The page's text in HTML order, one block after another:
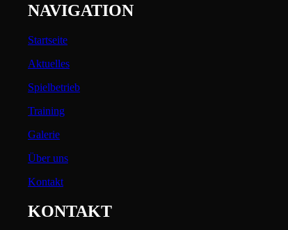
NAVIGATION
Startseite
Aktuelles
Spielbetrieb
Training
Galerie
Über uns
Kontakt
KONTAKT